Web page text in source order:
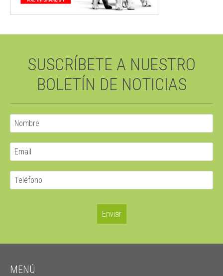
SUSCRÍBETE A NUESTRO
BOLETÍN DE NOTICIAS
MENÚ